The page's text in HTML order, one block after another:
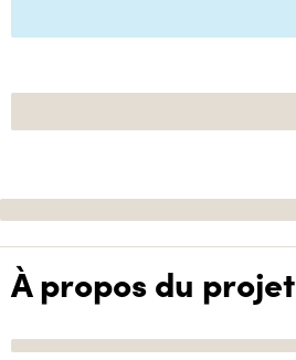
À propos du projet